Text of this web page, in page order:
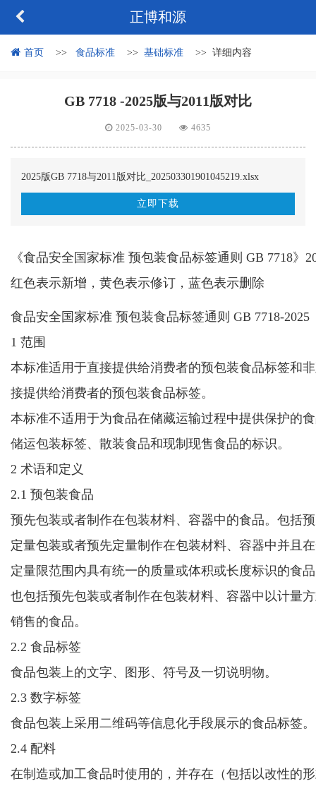
正博和源
首页 食品标准 基础标准 详细内容
GB 7718 -2025版与2011版对比
2025-03-30 4635
2025版GB 7718与2011版对比_202503301901045219.xlsx
立即下载
《食品安全国家标准 预包装食品标签通则 GB 7718》
红色表示新增 ， 黄色表示修订 ， 蓝色表示删除
食品安全国家标准 预包装食品标签通则 GB 7718-2025
1 范围
本标准适用于直接提供给消费者的预包装食品标签和
接提供给消费者的预包装食品标签。
本标准不适用于为食品在储藏运输过程中提供保护的
储运包装标签、散装食品和现制现售食品的标识。
2 术语和定义
2.1 预包装食品
预先包装或者制作在包装材料、容器中的食品。 包括
定量包装或者预先定量制作在包装材料、 容器中并且
定量限范围内具有统一的质量或体积或长度标识的食
也包括预先包装或者制作在包装材料、容器中以计量
销售的食品。
2.2 食品标签
食品包装上的文字、图形、符号及一切说明物。
2.3 数字标签
食品包装上采用二维码等信息化手段展示的食品标签。
2.4 配料
在制造或加工食品时使用的，并存在（包括以改性的